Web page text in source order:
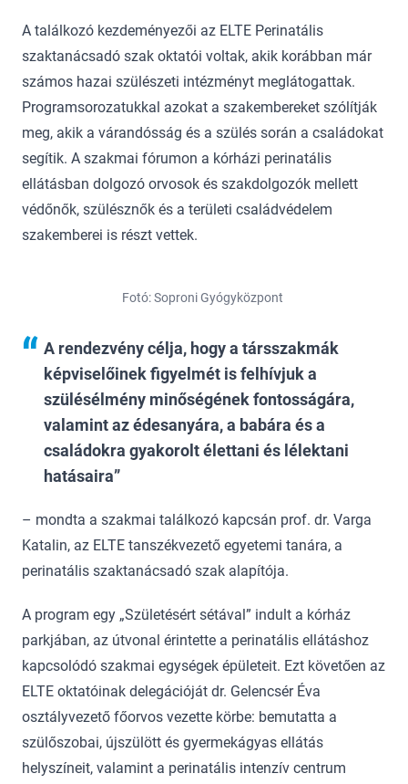
A találkozó kezdeményezői az ELTE Perinatális
szaktanácsadó szak oktatói voltak, akik korábban már
számos hazai szülészeti intézményt meglátogattak.
Programsorozatukkal azokat a szakembereket szólítják
meg, akik a várandósság és a szülés során a családokat
segítik. A szakmai fórumon a kórházi perinatális
ellátásban dolgozó orvosok és szakdolgozók mellett
védőnők, szülésznők és a területi családvédelem
szakemberei is részt vettek.
Fotó: Soproni Gyógyközpont
A rendezvény célja, hogy a társszakmák
képviselőinek figyelmét is felhívjuk a
szülésélmény minőségének fontosságára,
valamint az édesanyára, a babára és a
családokra gyakorolt élettani és lélektani
hatásaira
– mondta a szakmai találkozó kapcsán prof. dr. Varga
Katalin, az ELTE tanszékvezető egyetemi tanára, a
perinatális szaktanácsadó szak alapítója.
A program egy „Születésért sétával” indult a kórház
parkjában, az útvonal érintette a perinatális ellátáshoz
kapcsolódó szakmai egységek épületeit. Ezt követően az
ELTE oktatóinak delegációját dr. Gelencsér Éva
osztályvezető főorvos vezette körbe: bemutatta a
szülőszobai, újszülött és gyermekágyas ellátás
helyszíneit, valamint a perinatális intenzív centrum